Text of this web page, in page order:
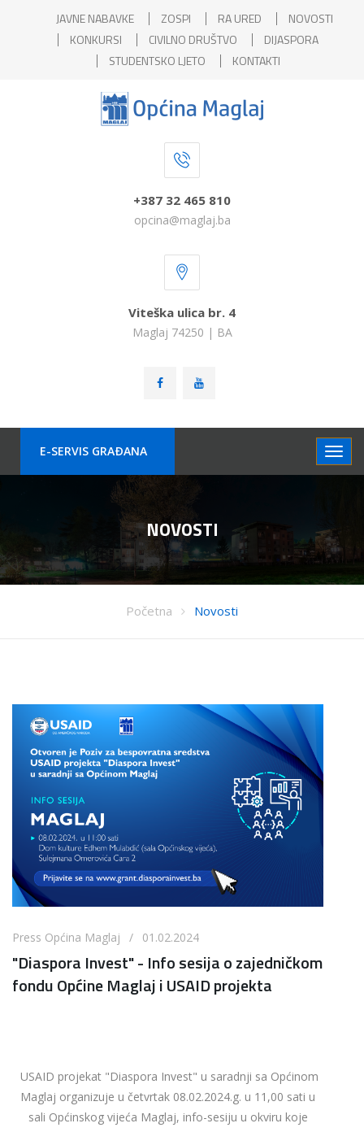
JAVNE NABAVKE ZOSPI RA URED
NOVOSTI
KONKURSI
CIVILNO DRUŠTVO
DIJASPORA
STUDENTSKO LJETO
KONTAKTI
+387 32 465 810
opcina@maglaj.ba
Viteška ulica br. 4
Maglaj 74250 | BA
E-SERVIS GRAÐANA
NOVOSTI
Početna Novosti
Press Općina Maglaj / 01.02.2024
"Diaspora Invest" - Info sesija o zajedničkom
fondu Općine Maglaj i USAID projekta
USAID projekat "Diaspora Invest" u saradnji sa Općinom
Maglaj organizuje u četvrtak 08.02.2024.g. u 11,00 sati u
sali Općinskog vijeća Maglaj, info-sesiju u okviru koje